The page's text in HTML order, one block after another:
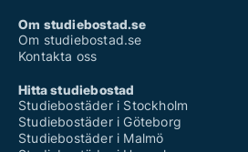
Om studiebostad.se
Om studiebostad.se
Kontakta oss
Hitta studiebostad
Studiebostäder i Stockholm
Studiebostäder i Göteborg
Studiebostäder i Malmö